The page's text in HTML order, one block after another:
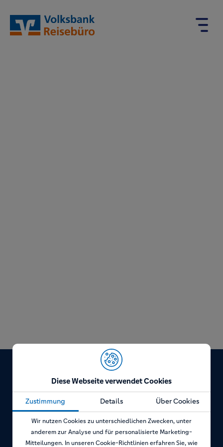
Diese Webseite verwendet Cookies
Zustimmung Details Über Cookies
Wir nutzen Cookies zu unterschiedlichen Zwecken, unter
anderem zur Analyse und für personalisierte Marketing-
Mitteilungen. In unseren Cookie-Richtlinien erfahren Sie, wie